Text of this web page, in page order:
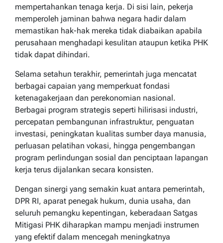
mempertahankan tenaga kerja. Di sisi lain, pekerja
memperoleh jaminan bahwa negara hadir dalam
memastikan hak-hak mereka tidak diabaikan apabila
perusahaan menghadapi kesulitan ataupun ketika PHK
tidak dapat dihindari.
Selama setahun terakhir, pemerintah juga mencatat
berbagai capaian yang memperkuat fondasi
ketenagakerjaan dan perekonomian nasional.
Berbagai program strategis seperti hilirisasi industri,
percepatan pembangunan infrastruktur, penguatan
investasi, peningkatan kualitas sumber daya manusia,
perluasan pelatihan vokasi, hingga pengembangan
program perlindungan sosial dan penciptaan lapangan
kerja terus dijalankan secara konsisten.
Dengan sinergi yang semakin kuat antara pemerintah,
DPR RI, aparat penegak hukum, dunia usaha, dan
seluruh pemangku kepentingan, keberadaan Satgas
Mitigasi PHK diharapkan mampu menjadi instrumen
yang efektif dalam mencegah meningkatnya